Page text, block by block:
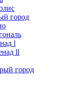
город
l
ll
город